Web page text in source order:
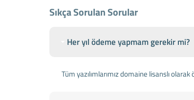
Sıkça Sorulan Sorular
Her yıl ödeme yapmam gerekir mi?
Tüm yazılımlarımız domaine lisanslı